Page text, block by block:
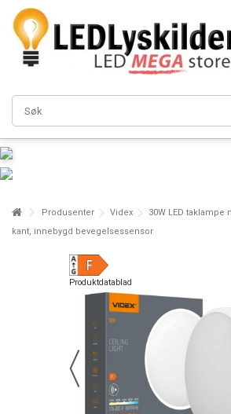
Produsenter Videx
30W LED taklampe
kant, innebygd bevegelsessensor
Produktdatablad